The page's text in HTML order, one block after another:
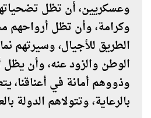
وعسكريين، أن تظل
وكرامة، وأن تظل
الطريق للأجيال، وسيرتهم
الوطن والزود عنه، وأن
وذووهم أمانة في أعناقنا،
بالرعاية، وتتولاهم الدولة